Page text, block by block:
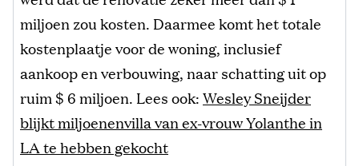
miljoen zou kosten. Daarmee komt het totale
kostenplaatje voor de woning, inclusief
aankoop en verbouwing, naar schatting uit op
ruim $ 6 miljoen. Lees ook:Wesley Sneijder
blijkt miljoenenvilla van ex-vrouw Yolanthe in
LA te hebben gekocht